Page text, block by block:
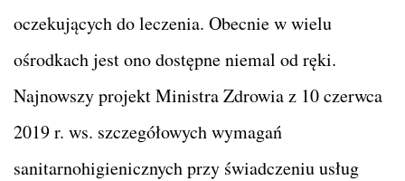
oczekujących do leczenia. Obecnie w wielu
ośrodkach jest ono dostępne niemal od ręki.
Najnowszy projekt Ministra Zdrowia z 10 czerwca
2019 r. ws. szczegółowych wymagań
sanitarnohigienicznych przy świadczeniu usług